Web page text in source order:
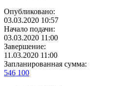
Опубликовано:
03.03.2020 10:57
Начало подачи:
03.03.2020 11:00
Завершение:
11.03.2020 11:00
Запланированная сумма:
546 100